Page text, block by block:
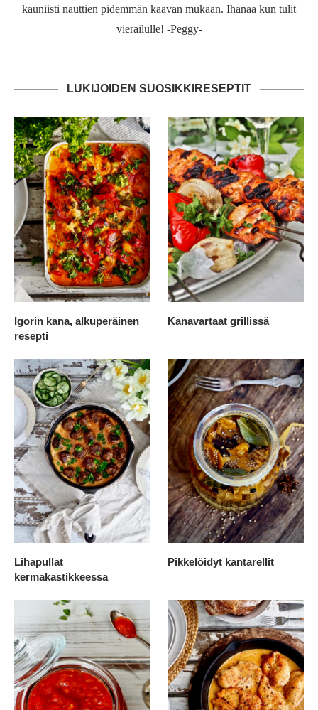
kauniisti nauttien pidemmän kaavan mukaan. Ihanaa kun tulit
vierailulle! -Peggy-
LUKIJOIDEN SUOSIKKIRESEPTIT
Igorin kana, alkuperäinen
resepti
Kanavartaat grillissä
Lihapullat
kermakastikkeessa
Pikkelöidyt kantarellit